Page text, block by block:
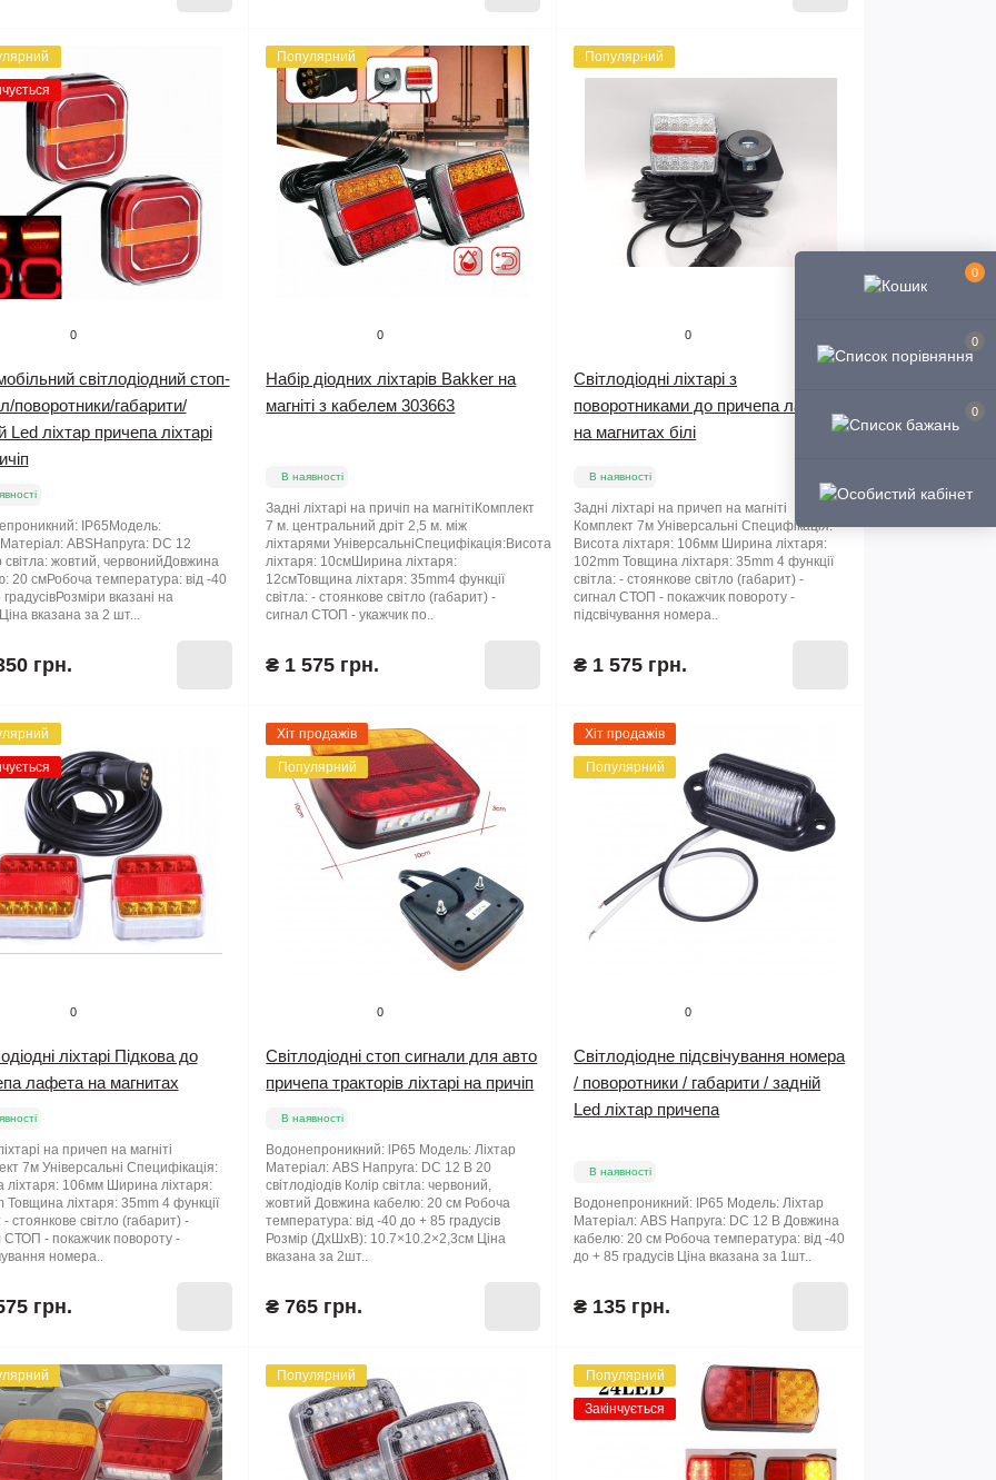
0
0
0
0
світлодіодний стоп-
поворотники/габарити/
Led ліхтар причепа ліхтарі
IP65Модель:
ABSНапруга: DC 12
світла: жовтий, червонийДовжина
20 смРобоча температура: від -40
вказані на
вказана за 2 шт...
грн.
Популярний
0
Набір діодних ліхтарів Bakker на
магніті з кабелем 303663
В наявності
Задні ліхтарі на причіп на магнітіКомплект
7 м. центральний дріт 2,5 м. між
ліхтарями УніверсальніСпецифікація:Висота
ліхтаря: 10смШирина ліхтаря:
12смТовщина ліхтаря: 35mm4 функції
світла: - стоянкове світло (габарит) -
сигнал СТОП - укажчик по..
₴ 1 575 грн.
Популярний
0
Світлодіодні ліхтарі з
поворотниками до причепа лафета
на магнитах білі
В наявності
Задні ліхтарі на причеп на магніті
Комплект 7м Універсальні Специфікація:
Висота ліхтаря: 106мм Ширина ліхтаря:
102mm Товщина ліхтаря: 35mm 4 функції
світла: - стоянкове світло (габарит) -
сигнал СТОП - покажчик повороту -
підсвічування номера..
₴ 1 575 грн.
0
ліхтарі Підкова до
лафета на магнитах
на причеп на магніті
7м Універсальні Специфікація:
ліхтаря: 106мм Ширина ліхтаря:
Товщина ліхтаря: 35mm 4 функції
- стоянкове світло (габарит) -
СТОП - покажчик повороту -
номера..
грн.
Хіт продажів
Популярний
0
Світлодіодні стоп сигнали для авто
причепа тракторів ліхтарі на причіп
В наявності
Водонепроникний: lP65 Модель: Ліхтар
Матеріал: ABS Напруга: DC 12 В 20
світлодіодів Колір світла: червоний,
жовтий Довжина кабелю: 20 см Робоча
температура: від -40 до + 85 градусів
Розмір (ДxШxВ): 10.7×10.2×2,3см Ціна
вказана за 2шт..
₴ 765 грн.
Хіт продажів
Популярний
0
Світлодіодне підсвічування номера
/ поворотники / габарити / задній
Led ліхтар причепа
В наявності
Водонепроникний: IP65 Модель: Ліхтар
Матеріал: ABS Напруга: DC 12 В Довжина
кабелю: 20 см Робоча температура: від -40
до + 85 градусів Ціна вказана за 1шт..
₴ 135 грн.
Популярний Популярний
Закінчується